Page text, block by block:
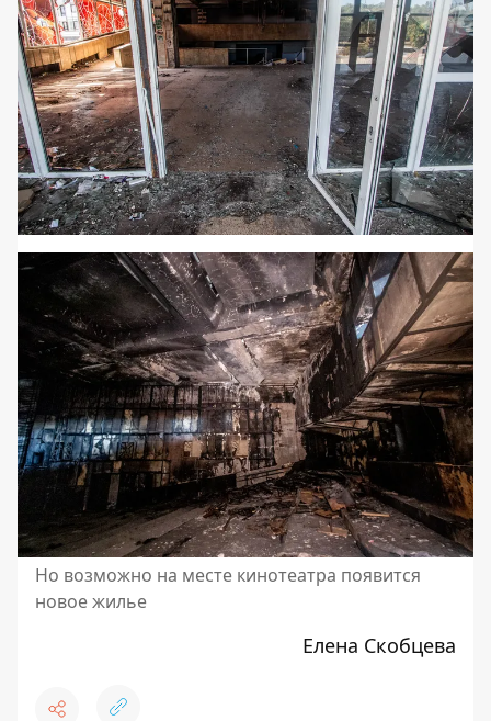
Но возможно на месте кинотеатра появится
новое жилье
Елена Скобцева